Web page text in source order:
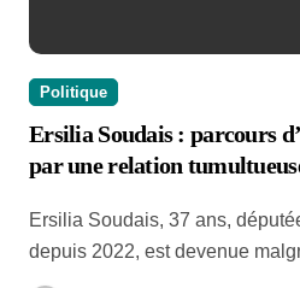
Politique
Ersilia Soudais : parcours
par une relation
Ersilia Soudais, 37 ans, députée LFI de Seine-et-Marne
depuis 2022, est devenue